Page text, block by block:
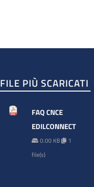
FILE PIÙ SCARICATI
FAQ CNCE
EDILCONNECT
0.00 KB
1
file(s)